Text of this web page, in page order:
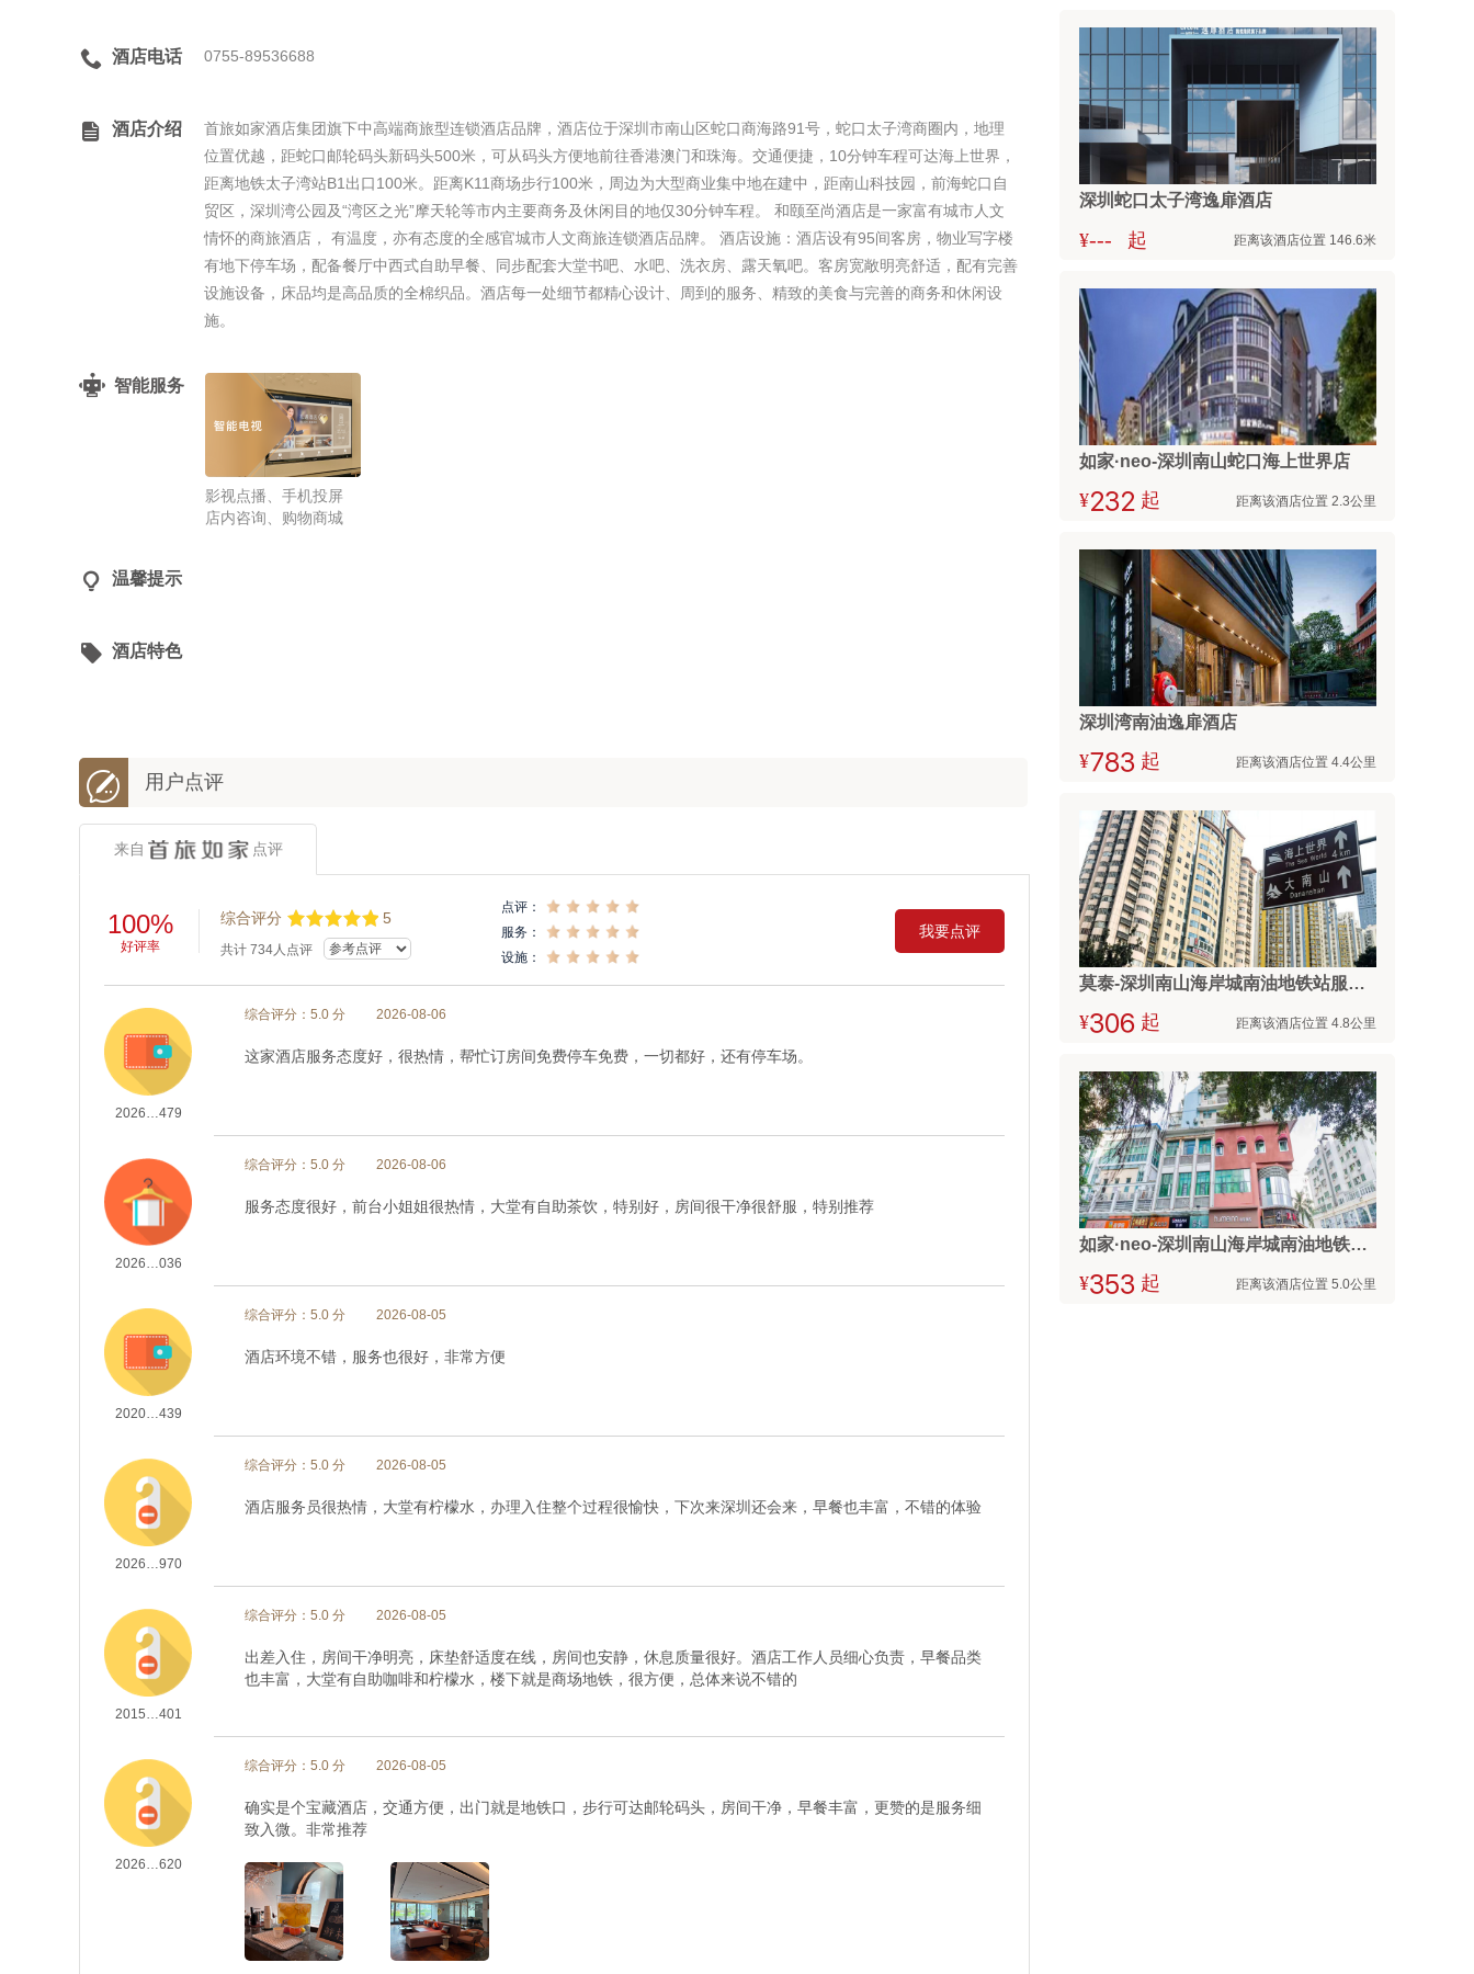
 酒店电话 0755-89536688
 酒店介绍
首旅如家酒店集团旗下中高端商旅型连锁酒店品牌，酒店位于深圳市南山区蛇口商海路91号，蛇口太子湾商圈内，地理
位置优越，距蛇口邮轮码头新码头500米，可从码头方便地前往香港澳门和珠海。交通便捷，10分钟车程可达海上世界，
距离地铁太子湾站B1出口100米。距离K11商场步行100米，周边为大型商业集中地在建中，距南山科技园，前海蛇口自
贸区，深圳湾公园及“湾区之光”摩天轮等市内主要商务及休闲目的地仅30分钟车程。 和颐至尚酒店是一家富有城市人文
情怀的商旅酒店， 有温度，亦有态度的全感官城市人文商旅连锁酒店品牌。 酒店设施：酒店设有95间客房，物业写字楼
有地下停车场，配备餐厅中西式自助早餐、同步配套大堂书吧、水吧、洗衣房、露天氧吧。客房宽敞明亮舒适，配有完善
设施设备，床品均是高品质的全棉织品。酒店每一处细节都精心设计、周到的服务、精致的美食与完善的商务和休闲设
施。
智能服务
影视点播、手机投屏
店内咨询、购物商城
 温馨提示
 酒店特色
 用户点评
来自 点评
100%
好评率
综合评分 5
共计 734人点评
点评：
服务：
设施：
我要点评
2026…479
综合评分：5.0 分 2026-08-06
这家酒店服务态度好，很热情，帮忙订房间免费停车免费，一切都好，还有停车场。
2026…036
综合评分：5.0 分 2026-08-06
服务态度很好，前台小姐姐很热情，大堂有自助茶饮，特别好，房间很干净很舒服，特别推荐
2020…439
综合评分：5.0 分 2026-08-05
酒店环境不错，服务也很好，非常方便
2026…970
综合评分：5.0 分 2026-08-05
酒店服务员很热情，大堂有柠檬水，办理入住整个过程很愉快，下次来深圳还会来，早餐也丰富，不错的体验
2015…401
综合评分：5.0 分 2026-08-05
出差入住，房间干净明亮，床垫舒适度在线，房间也安静，休息质量很好。酒店工作人员细心负责，早餐品类
也丰富，大堂有自助咖啡和柠檬水，楼下就是商场地铁，很方便，总体来说不错的
2026…620
综合评分：5.0 分 2026-08-05
确实是个宝藏酒店，交通方便，出门就是地铁口，步行可达邮轮码头，房间干净，早餐丰富，更赞的是服务细
致入微。非常推荐
深圳蛇口太子湾逸扉酒店
¥--- 起 距离该酒店位置 146.6米
如家·neo-深圳南山蛇口海上世界店
¥ 起 距离该酒店位置 2.3公里
深圳湾南油逸扉酒店
¥  起 距离该酒店位置 4.4公里
莫泰-深圳南山海岸城南油地铁站服装城店
¥ 起 距离该酒店位置 4.8公里
如家·neo-深圳南山海岸城南油地铁站店
¥ 起 距离该酒店位置 5.0公里